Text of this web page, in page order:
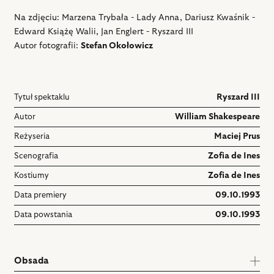
Na zdjęciu: Marzena Trybała - Lady Anna, Dariusz Kwaśnik -
Edward Książę Walii, Jan Englert - Ryszard III
Autor fotografii:Stefan Okołowicz
Tytuł spektaklu Ryszard III
Autor William Shakespeare
Reżyseria Maciej Prus
Scenografia Zofia de Ines
Kostiumy Zofia de Ines
Data premiery 09.10.1993
Data powstania 09.10.1993
Obsada